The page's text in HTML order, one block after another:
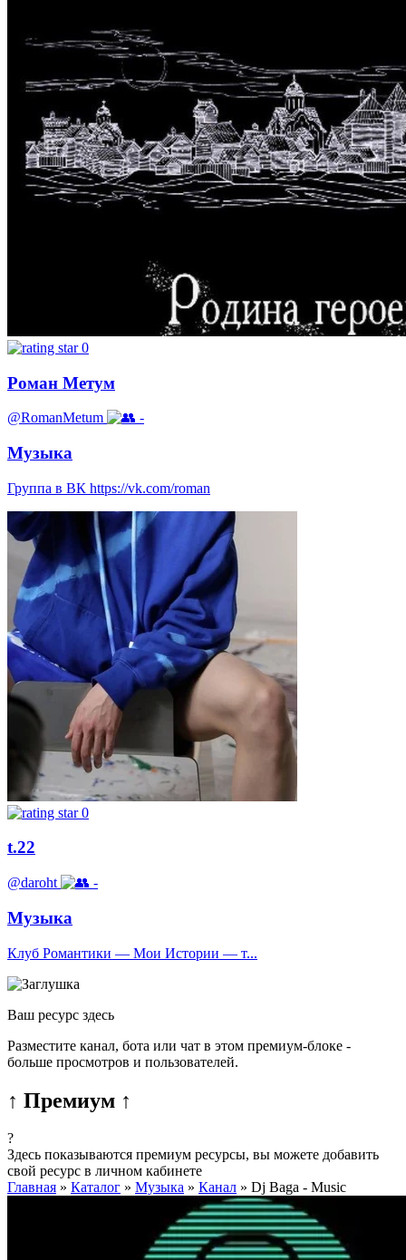
0
Роман Метум
@RomanMetum -
Музыка
Группа в ВК https://vk.com/roman
0
t.22
@daroht -
Музыка
Клуб Романтики — Мои Истории — т...
Ваш ресурс здесь
Разместите канал, бота или чат в этом премиум-блоке -
больше просмотров и пользователей.
↑ Премиум ↑
?
Здесь показываются премиум ресурсы, вы можете добавить
свой ресурс в личном кабинете
Главная » Каталог » Музыка » Канал » Dj Baga - Music